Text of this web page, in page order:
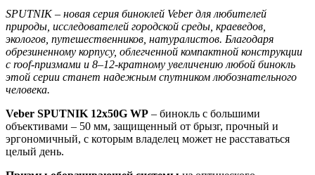
SPUTNIK – новая серия биноклей Veber для любителей
природы, исследователей городской среды, краеведов,
экологов, путешественников, натуралистов. Благодаря
обрезиненному корпусу, облегченной компактной конструкции
с roof-призмами и 8–12-кратному увеличению любой бинокль
этой серии станет надежным спутником любознательного
человека.
Veber SPUTNIK 12х50G WP – бинокль с большими
объективами – 50 мм, защищенный от брызг, прочный и
эргономичный, с которым владелец может не расставаться
целый день.